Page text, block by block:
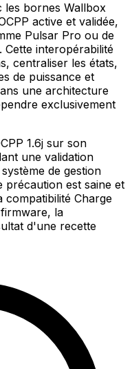
les bornes Wallbox
active et validée,
Pulsar Pro ou de
Cette interopérabilité
centraliser les états,
de puissance et
une architecture
exclusivement
1.6j sur son
une validation
de gestion
précaution est saine et
Charge
la
d'une recette